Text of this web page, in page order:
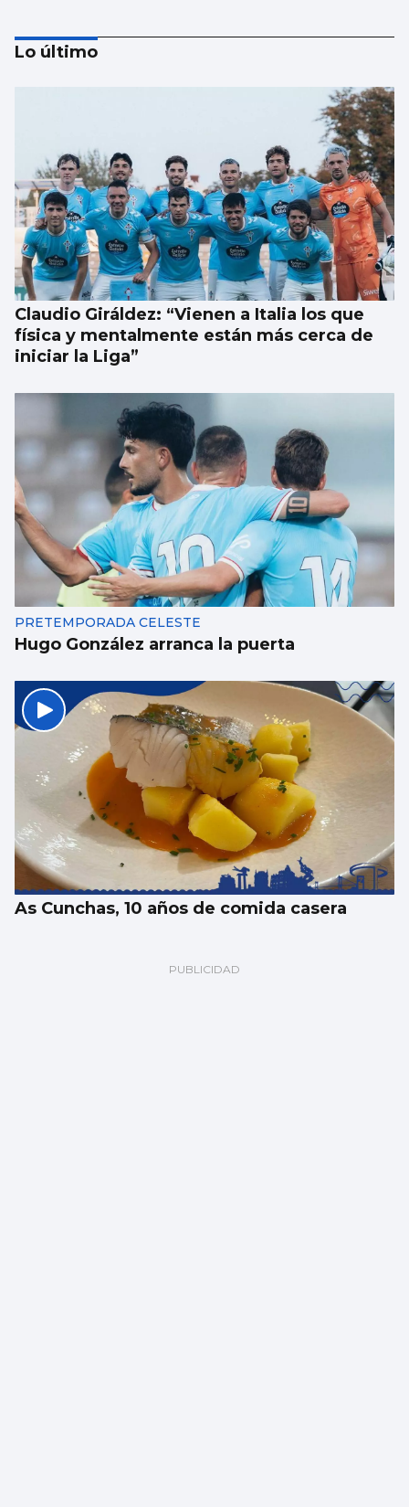
NATACIÓN ARTÍSTICA
Iris Tió consigue la medalla de oro en solo
técnico del Europeo de París
Lo último
Claudio Giráldez: “Vienen a Italia los que
física y mentalmente están más cerca de
iniciar la Liga”
PRETEMPORADA CELESTE
Hugo González arranca la puerta
As Cunchas, 10 años de comida casera